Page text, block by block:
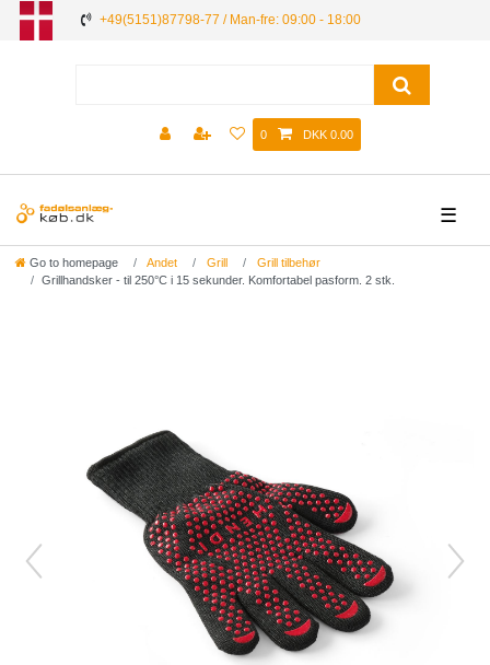
+49(5151)87798-77 / Man-fre: 09:00 - 18:00
0 DKK 0.00
☰
Go to homepage Andet Grill
Grill tilbehør
Grillhandsker - til 250°C i 15 sekunder. Komfortabel pasform. 2 stk.